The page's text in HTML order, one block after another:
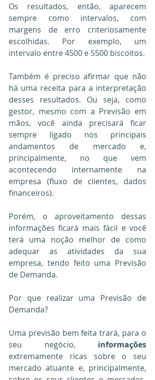
Os resultados, então, aparecem
sempre como intervalos, com
margens de erro criteriosamente
escolhidas. Por exemplo, um
intervalo entre 4500 e 5500 biscoitos.
Também é preciso afirmar que não
há uma receita para a interpretação
desses resultados. Ou seja, como
gestor, mesmo com a Previsão em
mãos, você ainda precisará ficar
sempre ligado nos principais
andamentos de mercado e,
principalmente, no que vem
acontecendo internamente na
empresa (fluxo de clientes, dados
financeiros).
Porém, o aproveitamento dessas
informações ficará mais fácil e você
terá uma noção melhor de como
adequar as atividades da sua
empresa, tendo feito uma Previsão
de Demanda.
Por que realizar uma Previsão de
Demanda?
Uma previsão bem feita trará, para o
seu negócio, informações
extremamente ricas sobre o seu
mercado atuante e, principalmente,